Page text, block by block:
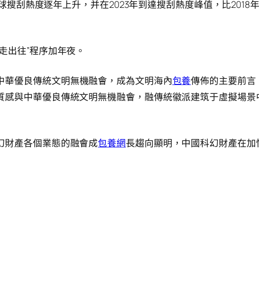
搜刮熱度逐年上升，并在2023年到達搜刮熱度峰值，比2018
出往”程序加年夜。
優良傳統文明無機融會，成為文明海內包養傳佈的主要前言
與中華優良傳統文明無機融會，融傳統徽派建筑于虛擬場景
財產各個業態的融會成包養網長趨向顯明，中國科幻財產在